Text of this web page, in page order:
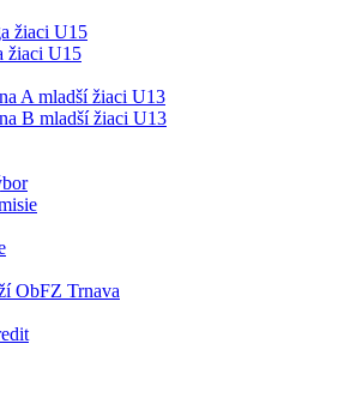
žiaci U15
žiaci U15
A mladší žiaci U13
B mladší žiaci U13
ObFZ Trnava